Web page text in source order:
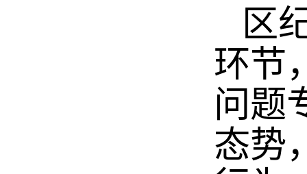
区
环节
问题
态势